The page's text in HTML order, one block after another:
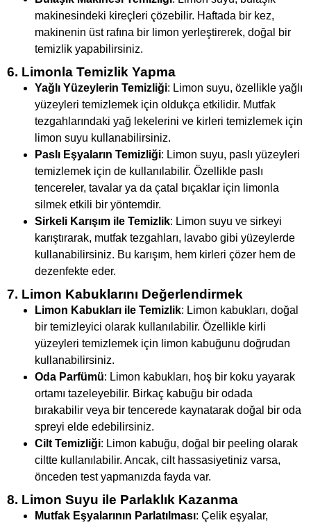
makinesindeki kireçleri çözebilir. Haftada bir kez,
makinenin üst rafına bir limon yerleştirerek, doğal bir
temizlik yapabilirsiniz.
6. Limonla Temizlik Yapma
Yağlı Yüzeylerin Temizliği: Limon suyu, özellikle yağlı
yüzeyleri temizlemek için oldukça etkilidir. Mutfak
tezgahlarındaki yağ lekelerini ve kirleri temizlemek için
limon suyu kullanabilirsiniz.
Paslı Eşyaların Temizliği: Limon suyu, paslı yüzeyleri
temizlemek için de kullanılabilir. Özellikle paslı
tencereler, tavalar ya da çatal bıçaklar için limonla
silmek etkili bir yöntemdir.
Sirkeli Karışım ile Temizlik: Limon suyu ve sirkeyi
karıştırarak, mutfak tezgahları, lavabo gibi yüzeylerde
kullanabilirsiniz. Bu karışım, hem kirleri çözer hem de
dezenfekte eder.
7. Limon Kabuklarını Değerlendirmek
Limon Kabukları ile Temizlik: Limon kabukları, doğal
bir temizleyici olarak kullanılabilir. Özellikle kirli
yüzeyleri temizlemek için limon kabuğunu doğrudan
kullanabilirsiniz.
Oda Parfümü: Limon kabukları, hoş bir koku yayarak
ortamı tazeleyebilir. Birkaç kabuğu bir odada
bırakabilir veya bir tencerede kaynatarak doğal bir oda
spreyi elde edebilirsiniz.
Cilt Temizliği: Limon kabuğu, doğal bir peeling olarak
ciltte kullanılabilir. Ancak, cilt hassasiyetiniz varsa,
önceden test yapmanızda fayda var.
8. Limon Suyu ile Parlaklık Kazanma
Mutfak Eşyalarının Parlatılması: Çelik eşyalar,